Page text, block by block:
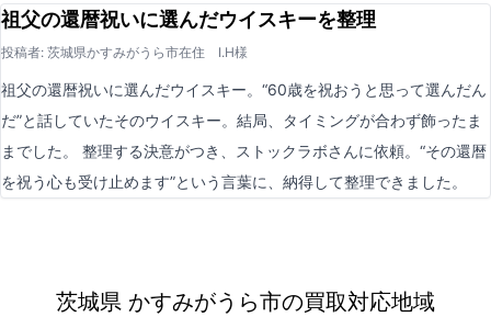
祖父の還暦祝いに選んだウイスキーを整理
投稿者: 茨城県かすみがうら市在住 I.H様
祖父の還暦祝いに選んだウイスキー。“60歳を祝おうと思って選んだん
だ”と話していたそのウイスキー。結局、タイミングが合わず飾ったま
までした。 整理する決意がつき、ストックラボさんに依頼。“その還暦
を祝う心も受け止めます”という言葉に、納得して整理できました。
茨城県 かすみがうら市の買取対応地域